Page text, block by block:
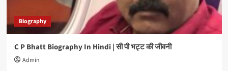
Biography
C P Bhatt Biography In Hindi | सी पी भट्ट की जीवनी
Admin